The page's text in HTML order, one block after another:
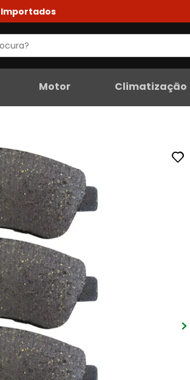
Importados
Motor Climatização